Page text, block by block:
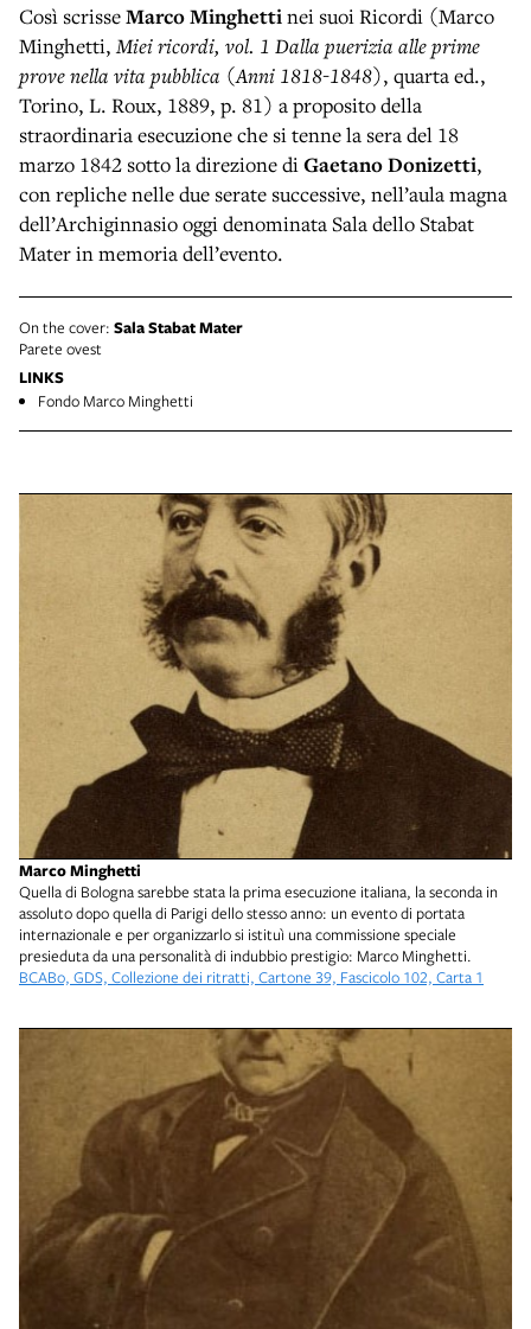
Così scrisseMarco Minghettinei suoi Ricordi (Marco
Minghetti,Miei ricordi, vol. 1 Dalla puerizia alle prime
prove nella vita pubblica (Anni 1818-1848), quarta ed.,
Torino, L. Roux, 1889, p. 81) a proposito della
straordinaria esecuzione che si tenne la sera del 18
marzo 1842 sotto la direzione diGaetano Donizetti,
con repliche nelle due serate successive, nell’aula magna
dell’Archiginnasio oggi denominata Sala dello Stabat
Mater in memoria dell’evento.
On the cover: Sala Stabat Mater
Parete ovest
LINKS
Fondo Marco Minghetti
Marco Minghetti
Quella di Bologna sarebbe stata la prima esecuzione italiana, la seconda in
assoluto dopo quella di Parigi dello stesso anno: un evento di portata
internazionale e per organizzarlo si istituì una commissione speciale
presieduta da una personalità di indubbio prestigio: Marco Minghetti.
BCABo, GDS, Collezione dei ritratti, Cartone 39, Fascicolo 102, Carta 1